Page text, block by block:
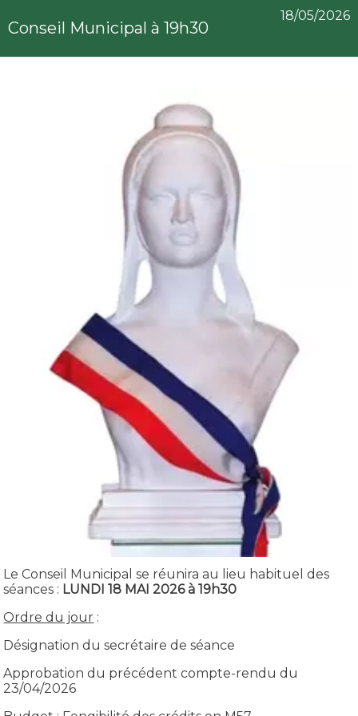
Conseil Municipal à 19h30
18/05/2026
Le Conseil Municipal se réunira au lieu habituel des
séances : LUNDI 18 MAI 2026 à 19h30
Ordre du jour :
Désignation du secrétaire de séance
Approbation du précédent compte-rendu du
23/04/2026